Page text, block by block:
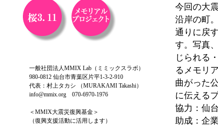
一般社団法人MMIX Lab（ミミックスラボ）
980-0812 仙台市青葉区片平1-3-2-910
代表：村上タカシ （MURAKAMI Takashi）
info@mmix.org 070-6970-1976
＜MMIX大震災復興基金＞
（復興支援活動に活用します）
今回の大
沿岸の町
通りに戻
す。写真
じられる
るメモリ
曲がった
に伝える
協力：仙
助成：企